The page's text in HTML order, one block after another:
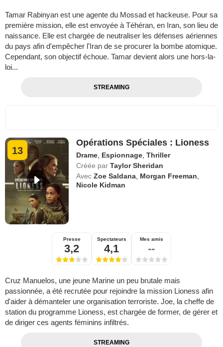
Tamar Rabinyan est une agente du Mossad et hackeuse. Pour sa
première mission, elle est envoyée à Téhéran, en Iran, son lieu de
naissance. Elle est chargée de neutraliser les défenses aériennes
du pays afin d'empêcher l'Iran de se procurer la bombe atomique.
Cependant, son objectif échoue. Tamar devient alors une hors-la-
loi...
STREAMING
13
Opérations Spéciales : Lioness
Drame, Espionnage,Thriller
Créée par Taylor Sheridan
Avec Zoe Saldana, Morgan Freeman,
Nicole Kidman
Presse
3,2
Spectateurs
4,1
Mes amis
--
Cruz Manuelos, une jeune Marine un peu brutale mais
passionnée, a été recrutée pour rejoindre la mission Lioness afin
d'aider à démanteler une organisation terroriste. Joe, la cheffe de
station du programme Lioness, est chargée de former, de gérer et
de diriger ces agents féminins infiltrés.
STREAMING